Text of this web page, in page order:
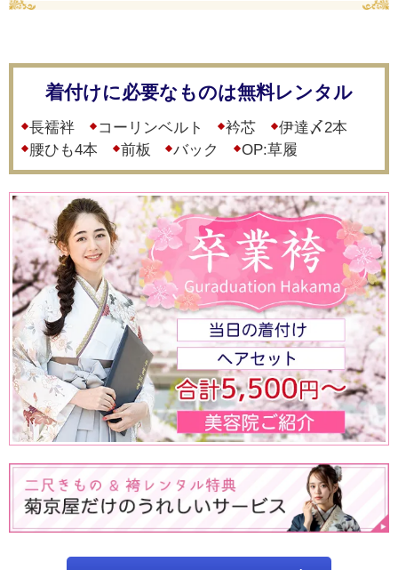
着付けに必要なものは無料レンタル
長襦袢 コーリンベルト 衿芯
伊達〆2本
腰ひも4本
前板 バック OP:草履